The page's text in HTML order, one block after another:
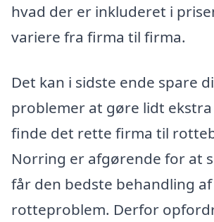
hvad der er inkluderet i
variere fra firma til firma.
Det kan i sidste ende spare
problemer at gøre lidt
finde det rette firma til
Norring er afgørende for at
får den bedste behandling
rotteproblem. Derfor